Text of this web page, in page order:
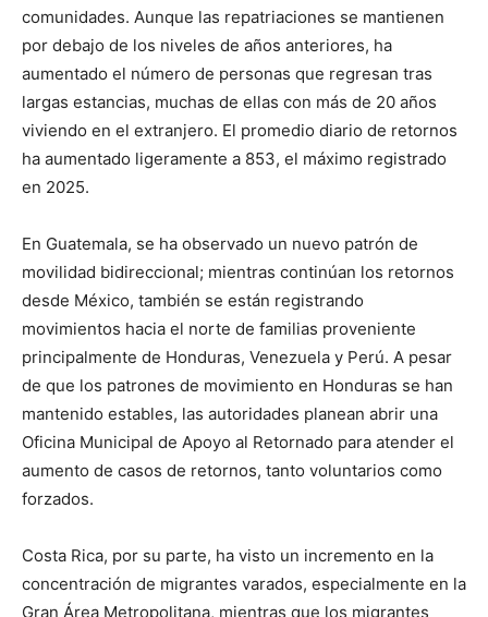
comunidades. Aunque las repatriaciones se mantienen
por debajo de los niveles de años anteriores, ha
aumentado el número de personas que regresan tras
largas estancias, muchas de ellas con más de 20 años
viviendo en el extranjero. El promedio diario de retornos
ha aumentado ligeramente a 853, el máximo registrado
en 2025.
En Guatemala, se ha observado un nuevo patrón de
movilidad bidireccional; mientras continúan los retornos
desde México, también se están registrando
movimientos hacia el norte de familias proveniente
principalmente de Honduras, Venezuela y Perú. A pesar
de que los patrones de movimiento en Honduras se han
mantenido estables, las autoridades planean abrir una
Oficina Municipal de Apoyo al Retornado para atender el
aumento de casos de retornos, tanto voluntarios como
forzados.
Costa Rica, por su parte, ha visto un incremento en la
concentración de migrantes varados, especialmente en la
Gran Área Metropolitana, mientras que los migrantes